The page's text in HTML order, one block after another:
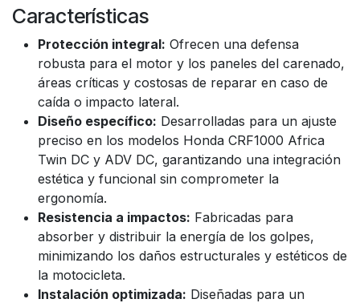
Características
Protección integral: Ofrecen una defensa
robusta para el motor y los paneles del carenado,
áreas críticas y costosas de reparar en caso de
caída o impacto lateral.
Diseño específico: Desarrolladas para un ajuste
preciso en los modelos Honda CRF1000 Africa
Twin DC y ADV DC, garantizando una integración
estética y funcional sin comprometer la
ergonomía.
Resistencia a impactos: Fabricadas para
absorber y distribuir la energía de los golpes,
minimizando los daños estructurales y estéticos de
la motocicleta.
Instalación optimizada: Diseñadas para un